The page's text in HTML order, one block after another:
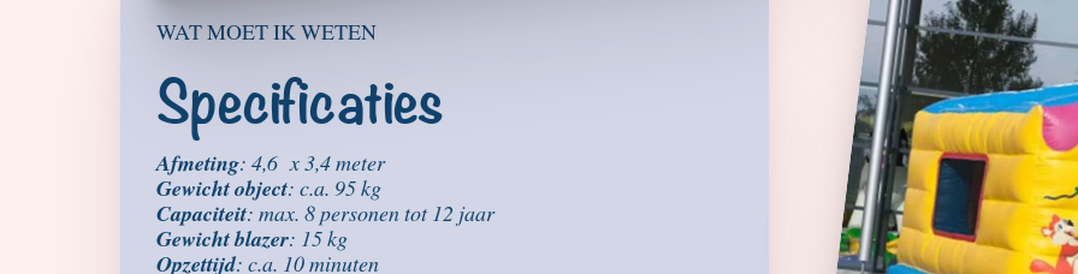
Specificaties
WAT MOET IK WETEN
Afmeting: 4,6 x 3,4 meter
Gewicht object: c.a. 95 kg
Capaciteit: max. 8 personen tot 12 jaar
Gewicht blazer: 15 kg
Opzettijd: c.a. 10 minuten